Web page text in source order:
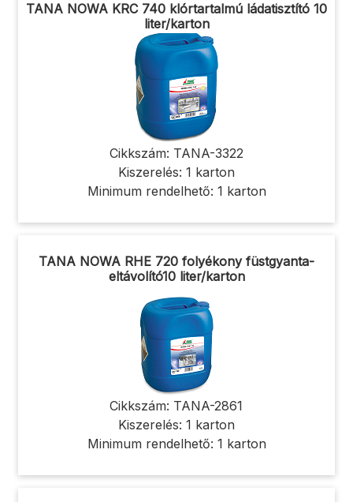
TANA NOWA KRC 740 klórtartalmú ládatisztító 10
liter/karton
Cikkszám: TANA-3322
Kiszerelés: 1 karton
Minimum rendelhető: 1 karton
TANA NOWA RHE 720 folyékony füstgyanta-
eltávolító10 liter/karton
Cikkszám: TANA-2861
Kiszerelés: 1 karton
Minimum rendelhető: 1 karton